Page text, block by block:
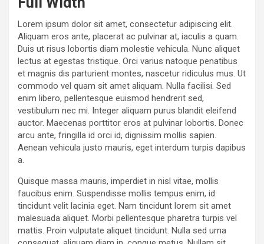
Lorem ipsum dolor sit amet, consectetur adipiscing elit.
Aliquam eros ante, placerat ac pulvinar at, iaculis a quam.
Duis ut risus lobortis diam molestie vehicula. Nunc aliquet
lectus at egestas tristique. Orci varius natoque penatibus
et magnis dis parturient montes, nascetur ridiculus mus. Ut
commodo vel quam sit amet aliquam. Nulla facilisi. Sed
enim libero, pellentesque euismod hendrerit sed,
vestibulum nec mi. Integer aliquam purus blandit eleifend
auctor. Maecenas porttitor eros at pulvinar lobortis. Donec
arcu ante, fringilla id orci id, dignissim mollis sapien.
Aenean vehicula justo mauris, eget interdum turpis dapibus
a.
Quisque massa mauris, imperdiet in nisl vitae, mollis
faucibus enim. Suspendisse mollis tempus enim, id
tincidunt velit lacinia eget. Nam tincidunt lorem sit amet
malesuada aliquet. Morbi pellentesque pharetra turpis vel
mattis. Proin vulputate aliquet tincidunt. Nulla sed urna